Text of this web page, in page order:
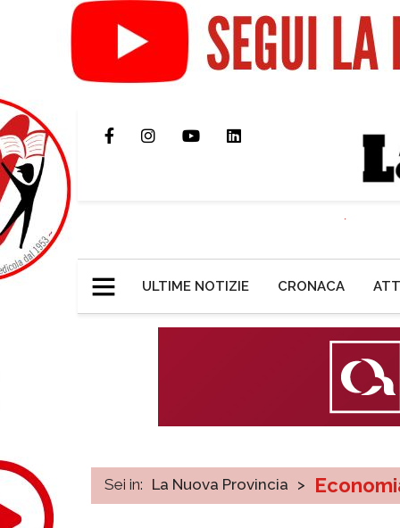
ULTIME NOTIZIE CRONACA
Sei in: La Nuova Provincia >